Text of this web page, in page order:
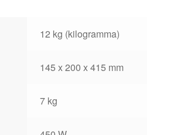
12 kg (kilogramma)
145 x 200 x 415 mm
7 kg